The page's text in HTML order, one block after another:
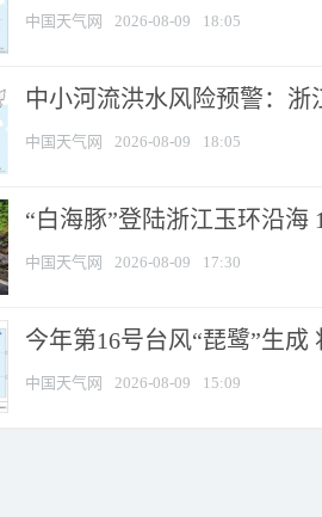
中国天气网 2026-08-09 18:05
中小河流洪水风险预警：
中国天气网 2026-08-09 18:05
“白海豚”登陆浙江玉环沿海
中国天气网 2026-08-09 17:30
今年第16号台风“琵鹭”生
中国天气网 2026-08-09 15:09